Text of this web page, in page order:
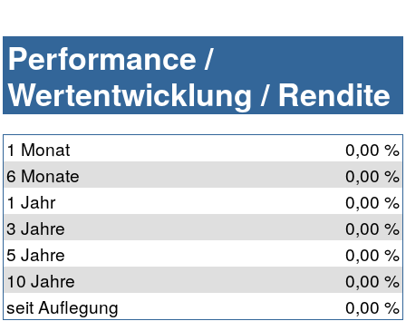
Performance /
Wertentwicklung / Rendite
1 Monat
0,00 %
6 Monate
0,00 %
1 Jahr
0,00 %
3 Jahre
0,00 %
5 Jahre
0,00 %
10 Jahre
0,00 %
seit Auflegung
0,00 %